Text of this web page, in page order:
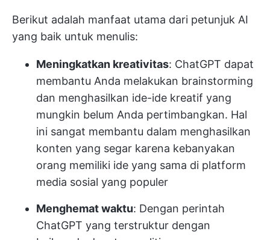
Berikut adalah manfaat utama dari petunjuk AI
yang baik untuk menulis:
Meningkatkan kreativitas: ChatGPT dapat
membantu Anda melakukan brainstorming
dan menghasilkan ide-ide kreatif yang
mungkin belum Anda pertimbangkan. Hal
ini sangat membantu dalam menghasilkan
konten yang segar karena kebanyakan
orang memiliki ide yang sama di platform
media sosial yang populer
Menghemat waktu: Dengan perintah
ChatGPT yang terstruktur dengan